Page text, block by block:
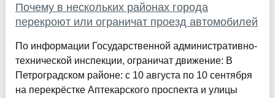
Почему в нескольких районах города
перекроют или ограничат проезд автомобилей
По информации Государственной административно-
технической инспекции, ограничат движение: В
Петроградском районе: с 10 августа по 10 сентября
на перекрёстке Аптекарского проспекта и улицы